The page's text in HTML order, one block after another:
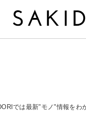
では最新"モノ"情報をわ